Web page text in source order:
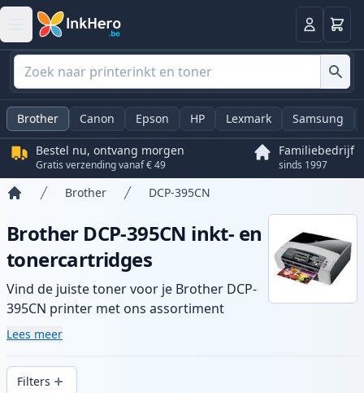
Log in
Brother Canon Epson HP Lexmark Samsung
Bestel nu, ontvang morgen
Gratis verzending vanaf € 49
Familiebedrijf
sinds 1997
Brother DCP-395CN
Brother DCP-395CN inkt- en
tonercartridges
Vind de juiste toner voor je Brother DCP-
395CN printer met ons assortiment
compatibele en high-yield cartridges.
snelle levering vanuit lokale voorraad in .
Lees meer
Filters